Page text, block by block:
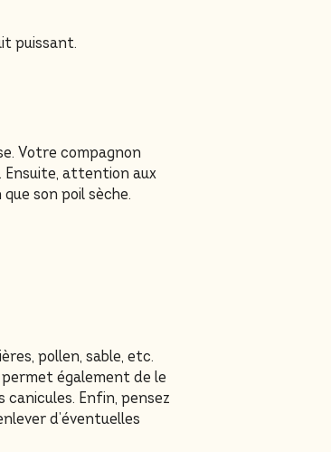
puissant.
Votre compagnon
Ensuite, attention aux
son poil sèche.
pollen, sable, etc.
également de le
Enfin, pensez
d’éventuelles